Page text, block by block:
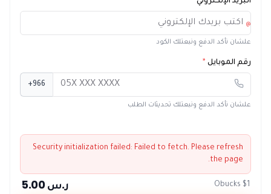
@
علشان نأكد الدفع ونبعتلك الكود
رقم الموبايل *
+966
علشان نأكد الدفع ونبعتلك تحديثات الطلب
Security initialization failed: Failed to fetch. Please refresh
the page.
Obucks $1 ر.س 5.00